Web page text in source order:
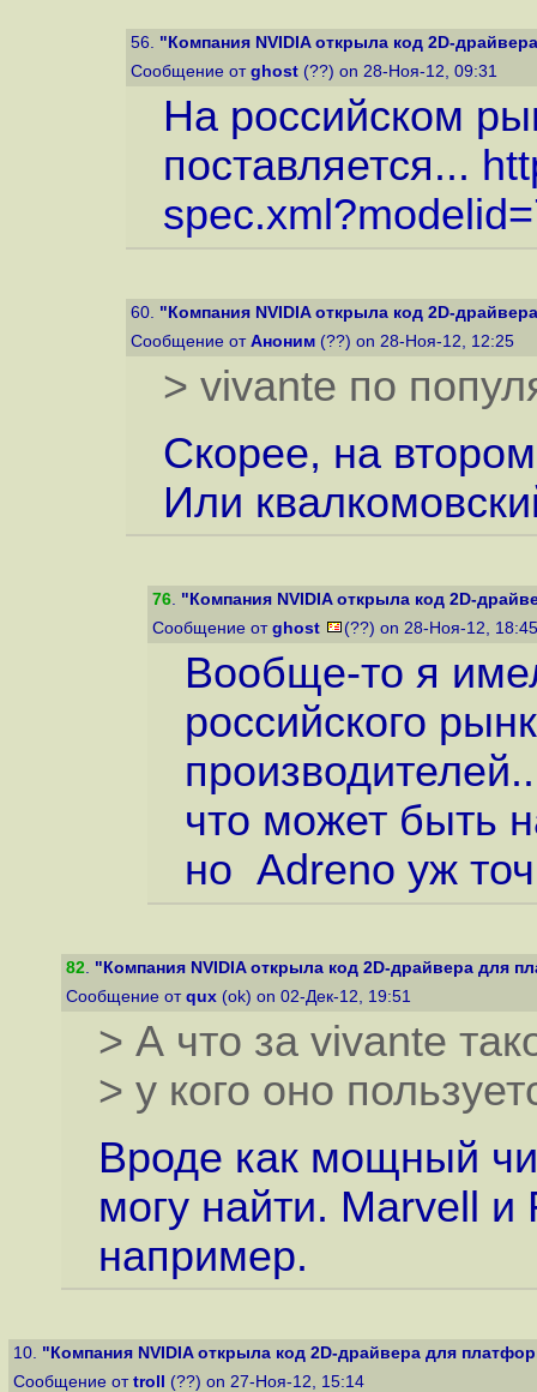
56. "Компания NVIDIA открыла код 2D-
Сообщение от ghost (??) on 28-Ноя-12, 09:31
На российском
поставляется...
60. "Компания NVIDIA открыла код 2D-
Сообщение от Аноним (??) on 28-Ноя-12, 12:25
> vivante по
Скорее, на
Или
76. "Компания NVIDIA открыла код 2D-
Сообщение от ghost (??) on 28-Ноя-12,
Вообще-то я
российского
что может быть
но Adreno уж
82. "Компания NVIDIA открыла код 2D-драйвера для
Сообщение от qux (ok) on 02-Дек-12, 19:51
> А что за vivante
> у кого оно
Вроде как мощный
могу найти. Marvell и
например.
10. "Компания NVIDIA открыла код 2D-драйвера для
Сообщение от troll (??) on 27-Ноя-12, 15:14